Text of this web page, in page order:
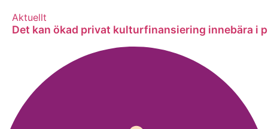
Aktuellt
Det kan ökad privat kulturfinansiering innebära i